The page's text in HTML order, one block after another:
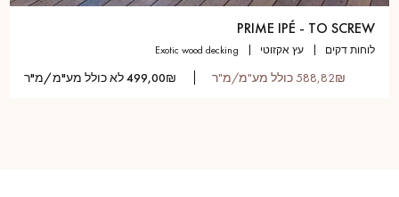
PRIME IPÉ - TO SCREW
לוחות דקים עץ אקזוטי exotic wood decking
588,82₪ כולל מע"מ/מ"ר 499,00₪ לא כולל מע"מ/מ"ר